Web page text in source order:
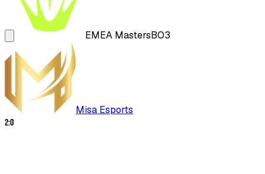
EMEA MastersBO3
Misa Esports
2:0